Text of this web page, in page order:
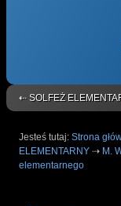
⇠ SOLFEŻ
Jesteś tutaj: Strona
ELEMENTARNY ⇢ M.
elementarnego